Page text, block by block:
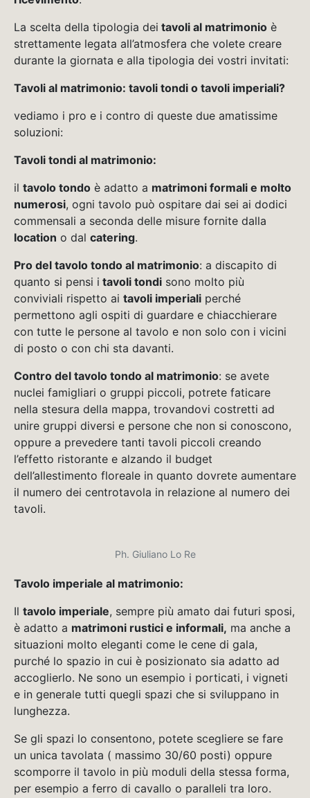
La scelta della tipologia dei tavoli al matrimonio è
strettamente legata all’atmosfera che volete creare
durante la giornata e alla tipologia dei vostri invitati:
Tavoli al matrimonio: tavoli tondi o tavoli imperiali?
vediamo i pro e i contro di queste due amatissime
soluzioni:
Tavoli tondi al matrimonio:
il tavolo tondo è adatto a matrimoni formali e molto
numerosi, ogni tavolo può ospitare dai sei ai dodici
commensali a seconda delle misure fornite dalla
location o dal catering.
Pro del tavolo tondo al matrimonio: a discapito di
quanto si pensi i tavoli tondi sono molto più
conviviali rispetto ai tavoli imperiali perché
permettono agli ospiti di guardare e chiacchierare
con tutte le persone al tavolo e non solo con i vicini
di posto o con chi sta davanti.
Contro del tavolo tondo al matrimonio: se avete
nuclei famigliari o gruppi piccoli, potrete faticare
nella stesura della mappa, trovandovi costretti ad
unire gruppi diversi e persone che non si conoscono,
oppure a prevedere tanti tavoli piccoli creando
l’effetto ristorante e alzando il budget
dell’allestimento floreale in quanto dovrete aumentare
il numero dei centrotavola in relazione al numero dei
tavoli.
Ph. Giuliano Lo Re
Tavolo imperiale al matrimonio:
Il tavolo imperiale, sempre più amato dai futuri sposi,
è adatto a matrimoni rustici e informali, ma anche a
situazioni molto eleganti come le cene di gala,
purché lo spazio in cui è posizionato sia adatto ad
accoglierlo. Ne sono un esempio i porticati, i vigneti
e in generale tutti quegli spazi che si sviluppano in
lunghezza.
Se gli spazi lo consentono, potete scegliere se fare
un unica tavolata ( massimo 30/60 posti) oppure
scomporre il tavolo in più moduli della stessa forma,
per esempio a ferro di cavallo o paralleli tra loro.